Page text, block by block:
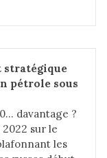
stratégique
pétrole sous
davantage ?
sur le
les